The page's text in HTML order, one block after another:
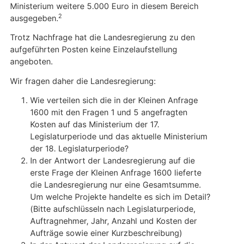
Ministerium weitere 5.000 Euro in diesem Bereich
ausgegeben.2
Trotz Nachfrage hat die Landesregierung zu den
aufgeführten Posten keine Einzelaufstellung
angeboten.
Wir fragen daher die Landesregierung:
Wie verteilen sich die in der Kleinen Anfrage
1600 mit den Fragen 1 und 5 angefragten
Kosten auf das Ministerium der 17.
Legislaturperiode und das aktuelle Ministerium
der 18. Legislaturperiode?
In der Antwort der Landesregierung auf die
erste Frage der Kleinen Anfrage 1600 lieferte
die Landesregierung nur eine Gesamtsumme.
Um welche Projekte handelte es sich im Detail?
(Bitte aufschlüsseln nach Legislaturperiode,
Auftragnehmer, Jahr, Anzahl und Kosten der
Aufträge sowie einer Kurzbeschreibung)